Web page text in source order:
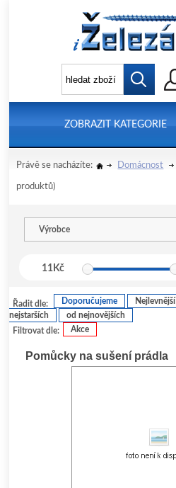
ZOBRAZIT KATEGORIE
Právě se nacházíte: Domácnost
produktů)
Výrobce
11Kč
Filtrovat dle: Akce
Řadit dle: Doporučujeme Nejlevnější
nejstarších
od nejnovějších
Pomůcky na sušení prádla